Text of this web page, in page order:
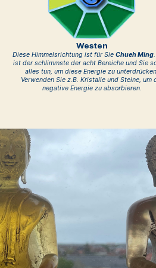
Westen
Diese Himmelsrichtung ist für Sie Chueh Ming
ist der schlimmste der acht Bereiche und Sie
alles tun, um diese Energie zu
Verwenden Sie z.B. Kristalle und Steine, um
negative Energie zu absorbieren.